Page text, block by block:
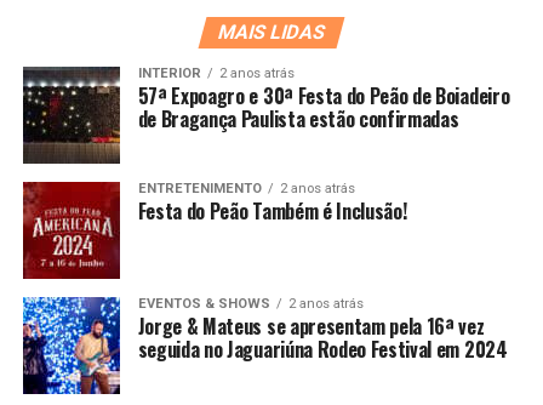
MAIS LIDAS
INTERIOR 2 anos atrás
57ª Expoagro e 30ª Festa do Peão de Boiadeiro
de Bragança Paulista estão confirmadas
ENTRETENIMENTO 2 anos atrás
Festa do Peão Também é Inclusão!
EVENTOS & SHOWS 2 anos atrás
Jorge & Mateus se apresentam pela 16ª vez
seguida no Jaguariúna Rodeo Festival em 2024